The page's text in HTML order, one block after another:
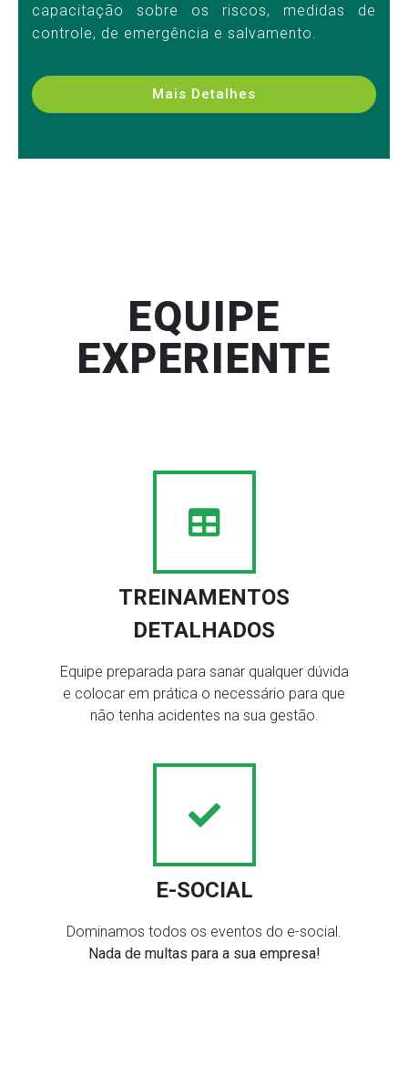
capacitação sobre os riscos, medidas de
controle, de emergência e salvamento.
Mais Detalhes
EQUIPE
EXPERIENTE
TREINAMENTOS
DETALHADOS
Equipe preparada para sanar qualquer dúvida
e colocar em prática o necessário para que
não tenha acidentes na sua gestão.
E-SOCIAL
Dominamos todos os eventos do e-social.
Nada de multas para a sua empresa!